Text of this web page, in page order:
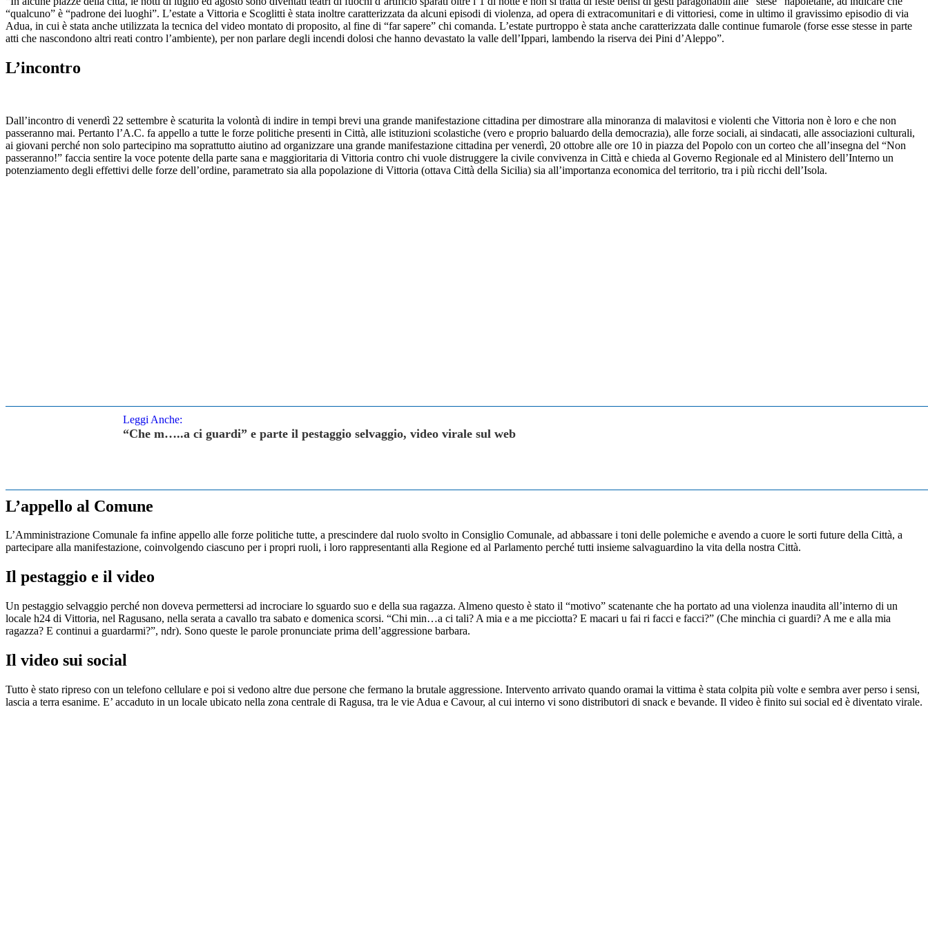
“qualcuno” è “padrone dei luoghi”. L’estate a Vittoria e Scoglitti è stata inoltre caratterizzata da alcuni episodi di violenza, ad opera di extracomunitari e di vittoriesi, come in ultimo il gravissimo episodio di via
Adua, in cui è stata anche utilizzata la tecnica del video montato di proposito, al fine di “far sapere” chi comanda. L’estate purtroppo è stata anche caratterizzata dalle continue fumarole (forse esse stesse in parte
atti che nascondono altri reati contro l’ambiente), per non parlare degli incendi dolosi che hanno devastato la valle dell’Ippari, lambendo la riserva dei Pini d’Aleppo”.
L’incontro
Dall’incontro di venerdì 22 settembre è scaturita la volontà di indire in tempi brevi una grande manifestazione cittadina per dimostrare alla minoranza di malavitosi e violenti che Vittoria non è loro e che non
passeranno mai. Pertanto l’A.C. fa appello a tutte le forze politiche presenti in Città, alle istituzioni scolastiche (vero e proprio baluardo della democrazia), alle forze sociali, ai sindacati, alle associazioni culturali,
ai giovani perché non solo partecipino ma soprattutto aiutino ad organizzare una grande manifestazione cittadina per venerdì, 20 ottobre alle ore 10 in piazza del Popolo con un corteo che all’insegna del “Non
passeranno!” faccia sentire la voce potente della parte sana e maggioritaria di Vittoria contro chi vuole distruggere la civile convivenza in Città e chieda al Governo Regionale ed al Ministero dell’Interno un
potenziamento degli effettivi delle forze dell’ordine, parametrato sia alla popolazione di Vittoria (ottava Città della Sicilia) sia all’importanza economica del territorio, tra i più ricchi dell’Isola.
Leggi Anche:
“Che m…..a ci guardi” e parte il pestaggio selvaggio, video virale sul web
L’appello al Comune
L’Amministrazione Comunale fa infine appello alle forze politiche tutte, a prescindere dal ruolo svolto in Consiglio Comunale, ad abbassare i toni delle polemiche e avendo a cuore le sorti future della Città, a
partecipare alla manifestazione, coinvolgendo ciascuno per i propri ruoli, i loro rappresentanti alla Regione ed al Parlamento perché tutti insieme salvaguardino la vita della nostra Città.
Il pestaggio e il video
Un pestaggio selvaggio perché non doveva permettersi ad incrociare lo sguardo suo e della sua ragazza. Almeno questo è stato il “motivo” scatenante che ha portato ad una violenza inaudita all’interno di un
locale h24 di Vittoria, nel Ragusano, nella serata a cavallo tra sabato e domenica scorsi. “Chi min…a ci tali? A mia e a me picciotta? E macari u fai ri facci e facci?” (Che minchia ci guardi? A me e alla mia
ragazza? E continui a guardarmi?”, ndr). Sono queste le parole pronunciate prima dell’aggressione barbara.
Il video sui social
Tutto è stato ripreso con un telefono cellulare e poi si vedono altre due persone che fermano la brutale aggressione. Intervento arrivato quando oramai la vittima è stata colpita più volte e sembra aver perso i sensi,
lascia a terra esanime. E’ accaduto in un locale ubicato nella zona centrale di Ragusa, tra le vie Adua e Cavour, al cui interno vi sono distributori di snack e bevande. Il video è finito sui social ed è diventato virale.